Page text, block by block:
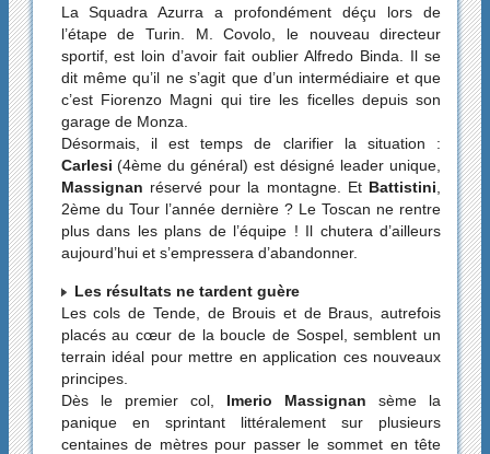
La Squadra Azurra a profondément déçu lors de
l’étape de Turin. M. Covolo, le nouveau directeur
sportif, est loin d’avoir fait oublier Alfredo Binda. Il se
dit même qu’il ne s’agit que d’un intermédiaire et que
c’est Fiorenzo Magni qui tire les ficelles depuis son
garage de Monza.
Désormais, il est temps de clarifier la situation :
Carlesi (4ème du général) est désigné leader unique,
Massignan réservé pour la montagne. EtBattistini,
2ème du Tour l’année dernière ? Le Toscan ne rentre
plus dans les plans de l’équipe ! Il chutera d’ailleurs
aujourd’hui et s’empressera d’abandonner.
Les résultats ne tardent guère
Les cols de Tende, de Brouis et de Braus, autrefois
placés au cœur de la boucle de Sospel, semblent un
terrain idéal pour mettre en application ces nouveaux
principes.
Dès le premier col, Imerio Massignan sème la
panique en sprintant littéralement sur plusieurs
centaines de mètres pour passer le sommet en tête